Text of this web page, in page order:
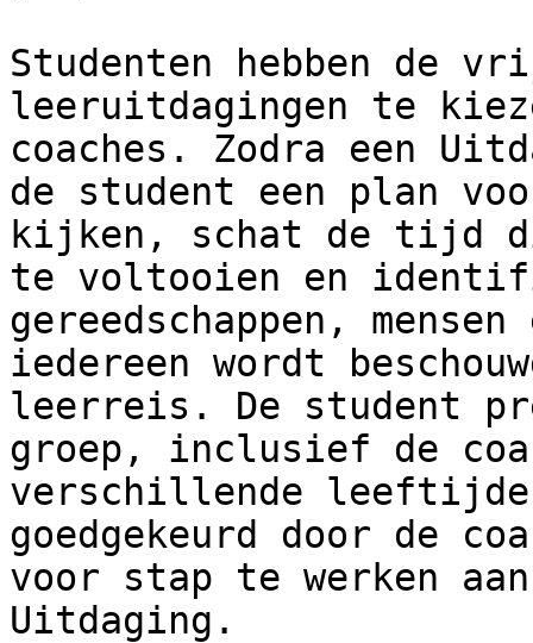
Studenten hebben de
leeruitdagingen te
coaches. Zodra een
de student een plan
kijken, schat de tijd
te voltooien en
gereedschappen,
iedereen wordt
leerreis. De student
groep, inclusief de
verschillende
goedgekeurd door de
voor stap te werken
Uitdaging.